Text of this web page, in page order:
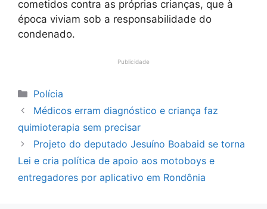
cometidos contra as próprias crianças, que à
época viviam sob a responsabilidade do
condenado.
Publicidade
Categorias
Polícia
Médicos erram diagnóstico e criança faz
quimioterapia sem precisar
Projeto do deputado Jesuíno Boabaid se torna
Lei e cria política de apoio aos motoboys e
entregadores por aplicativo em Rondônia